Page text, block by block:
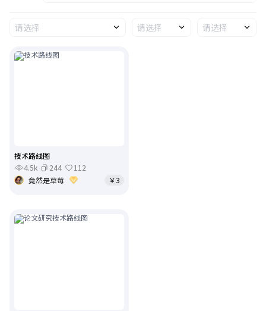
请选择 请选择 请选择
技术路线图
4.5k
244
112
竟然是草莓
￥3